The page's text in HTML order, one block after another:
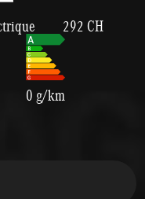
292 CH
0 g/km